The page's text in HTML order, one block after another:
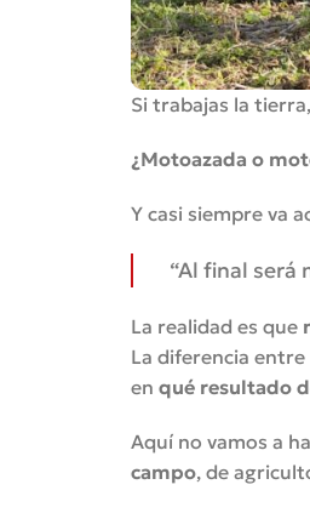
Si trabajas la
¿Motoazada o
Y casi siempre va
“Al final será
La realidad es que
La diferencia
en qué resultado
Aquí no vamos a
campo, de